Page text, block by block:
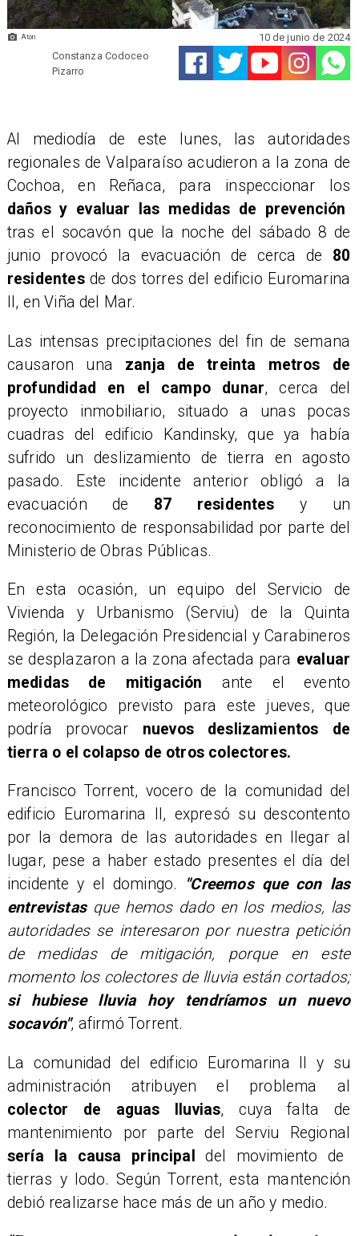
Aton
Constanza Codoceo
Pizarro
10 de junio de 2024
Al mediodía de este lunes, las autoridades
regionales de Valparaíso acudieron a la zona de
Cochoa, en Reñaca, para inspeccionar los
daños y evaluar las medidas de prevención
tras el socavón que la noche del sábado 8 de
junio provocó la evacuación de cerca de 80
residentesde dos torres del edificio Euromarina
II, en Viña del Mar.
Las intensas precipitaciones del fin de semana
causaron una zanja de treinta metros de
profundidad en el campo dunar, cerca del
proyecto inmobiliario, situado a unas pocas
cuadras del edificio Kandinsky, que ya había
sufrido un deslizamiento de tierra en agosto
pasado. Este incidente anterior obligó a la
evacuación de 87 residentes y un
reconocimiento de responsabilidad por parte del
Ministerio de Obras Públicas.
En esta ocasión, un equipo del Servicio de
Vivienda y Urbanismo (Serviu) de la Quinta
Región, la Delegación Presidencial y Carabineros
se desplazaron a la zona afectada para evaluar
medidas de mitigación ante el evento
meteorológico previsto para este jueves, que
podría provocar nuevos deslizamientos de
tierra o el colapso de otros colectores.
Francisco Torrent, vocero de la comunidad del
edificio Euromarina II, expresó su descontento
por la demora de las autoridades en llegar al
lugar, pese a haber estado presentes el día del
incidente y el domingo.
"Creemos que con las
entrevistas que hemos dado en los medios, las
autoridades se interesaron por nuestra petición
de medidas de mitigación, porque en este
momento los colectores de lluvia están cortados;
si hubiese lluvia hoy tendríamos un nuevo
socavón", afirmó Torrent.
La comunidad del edificio Euromarina II y su
administración atribuyen el problema al
colector de aguas lluvias, cuya falta de
mantenimiento por parte del Serviu Regional
sería la causa principaldel movimiento de
tierras y lodo. Según Torrent, esta mantención
debió realizarse hace más de un año y medio.